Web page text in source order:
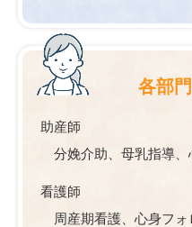
各部
助産師
分娩介助、母乳指導
看護師
周産期看護、心身フォ